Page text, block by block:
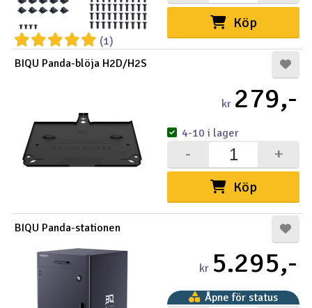
(1)
Köp
BIQU Panda-blöja H2D/H2S
kr 279,-
Köp
+
-
4-10 i lager
BIQU Panda-stationen
kr 5.295,-
Åpne för status